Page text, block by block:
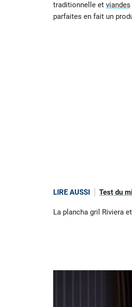
traditionnelle et viandes
parfaites en fait un
LIRE AUSSI Test du
La plancha gril Riviera